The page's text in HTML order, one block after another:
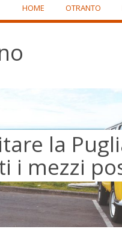
HOME OTRANTO
la
i mezzi